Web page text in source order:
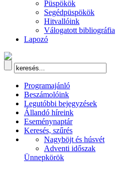
Püspökök
Segédpüspökök
Hitvallóink
Válogatott bibliográfia
Lapozó
Programajánló
Beszámolóink
Legutóbbi bejegyzések
Állandó híreink
Eseménynaptár
Keresés, szűrés
Nagyböjt és húsvét
Adventi időszak
Ünnepkörök